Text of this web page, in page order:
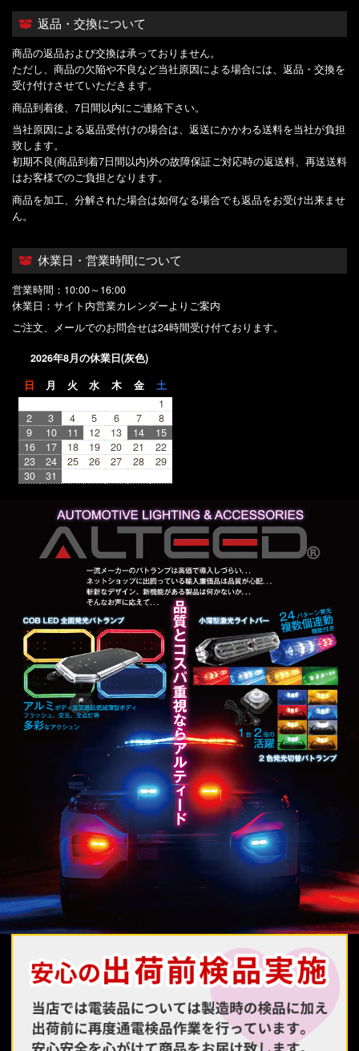
返品・交換について
商品の返品および交換は承っておりません。
ただし、商品の欠陥や不良など当社原因による場合には、返品・交換を
受け付けさせていただきます。
商品到着後、7日間以内にご連絡下さい。
当社原因による返品受付けの場合は、返送にかかわる送料を当社が負担
致します。
初期不良(商品到着7日間以内)外の故障保証ご対応時の返送料、再送送料
はお客様でのご負担となります。
商品を加工、分解された場合は如何なる場合でも返品をお受け出来ませ
ん。
休業日・営業時間について
営業時間：10:00～16:00
休業日：サイト内営業カレンダーよりご案内
ご注文、メールでのお問合せは24時間受け付ております。
2026年8月の休業日(灰色)
日 月 火 水 木 金 土
1
2
3 4 5 6 7
8
9
10 11 12 13 14
15
16
17 18 19 20 21
22
23
24 25 26 27 28
29
30
31